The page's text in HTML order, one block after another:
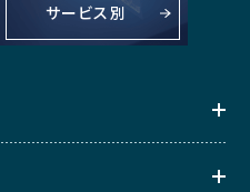
サービス別